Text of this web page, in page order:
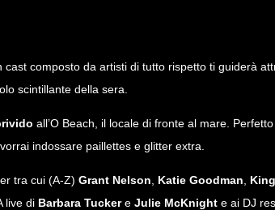
composto da artisti di tutto rispetto ti guiderà
scintillante della sera.
all’O Beach, il locale di fronte al mare.
indossare paillettes e glitter extra.
tra cui (A-Z) Grant Nelson Katie Goodman
live di Barbara Tuckere Julie McKnighte ai DJ